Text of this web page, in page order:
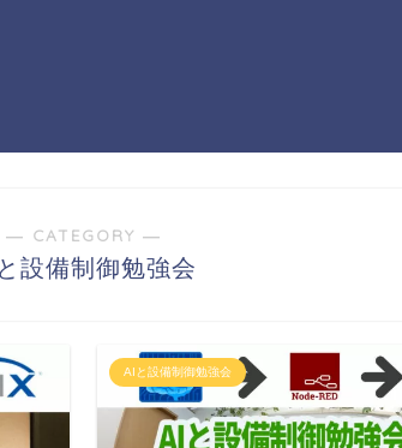
― CATEGORY ―
設備制御勉強会
AIと設備制御勉強会